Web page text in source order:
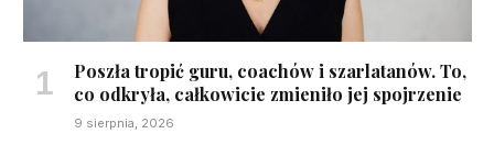
Poszła tropić guru, coachów i szarlatanów. To,
co odkryła, całkowicie zmieniło jej spojrzenie
9 sierpnia, 2026